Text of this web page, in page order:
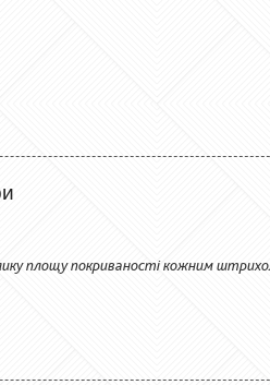
площу покриваності кожним